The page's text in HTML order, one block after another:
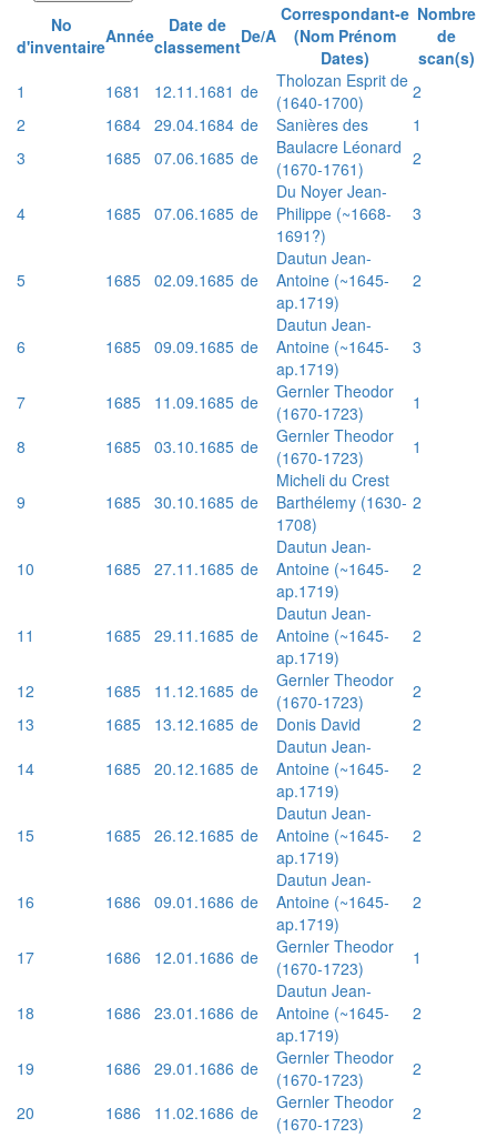
No
d'inventaireAnnée
Date de
classementDe/A
Correspondant-e
(Nom Prénom
Dates)
Nombre
de
scan(s)
1
1681 12.11.1681 de
Tholozan Esprit de
(1640-1700)
2
2
1684 29.04.1684 de Sanières des
1
3
1685 07.06.1685 de
Baulacre Léonard
(1670-1761)
2
4 1685 07.06.1685 de
Du Noyer Jean-
Philippe (~1668-
1691?)
3
5 1685 02.09.1685 de
Dautun Jean-
Antoine (~1645-
ap.1719)
2
6 1685 09.09.1685 de
Dautun Jean-
Antoine (~1645-
ap.1719)
3
7 1685 11.09.1685 de
Gernler Theodor
(1670-1723)
1
8
1685 03.10.1685 de
Gernler Theodor
(1670-1723)
1
9 1685 30.10.1685 de
Micheli du Crest
Barthélemy (1630-
1708)
2
10 1685 27.11.1685 de
Dautun Jean-
Antoine (~1645-
ap.1719)
2
11 1685 29.11.1685 de
Dautun Jean-
Antoine (~1645-
ap.1719)
2
12 1685 11.12.1685 de
Gernler Theodor
(1670-1723)
2
13
1685 13.12.1685 de Donis David
2
14
1685 20.12.1685 de
Dautun Jean-
Antoine (~1645-
ap.1719)
2
15 1685 26.12.1685 de
Dautun Jean-
Antoine (~1645-
ap.1719)
2
16 1686 09.01.1686 de
Dautun Jean-
Antoine (~1645-
ap.1719)
2
17 1686 12.01.1686 de
Gernler Theodor
(1670-1723)
1
18 1686 23.01.1686 de
Dautun Jean-
Antoine (~1645-
ap.1719)
2
19 1686 29.01.1686 de
Gernler Theodor
(1670-1723)
2
20
1686 11.02.1686 de
Gernler Theodor
(1670-1723)
2